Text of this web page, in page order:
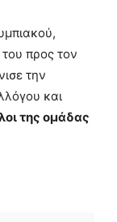
προς τον
την
και
της ομάδας